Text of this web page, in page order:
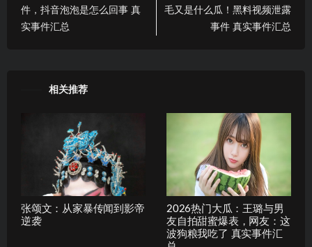
件，抖音泡泡是怎么回事 真
实事件汇总
毛又是什么瓜！黑料视频泄露
事件 真实事件汇总
相关推荐
张颂文：从家暴传闻到影帝
逆袭
2026热门大瓜：王璐与男
友自拍甜蜜爆表，网友：这
波狗粮我吃了 真实事件汇